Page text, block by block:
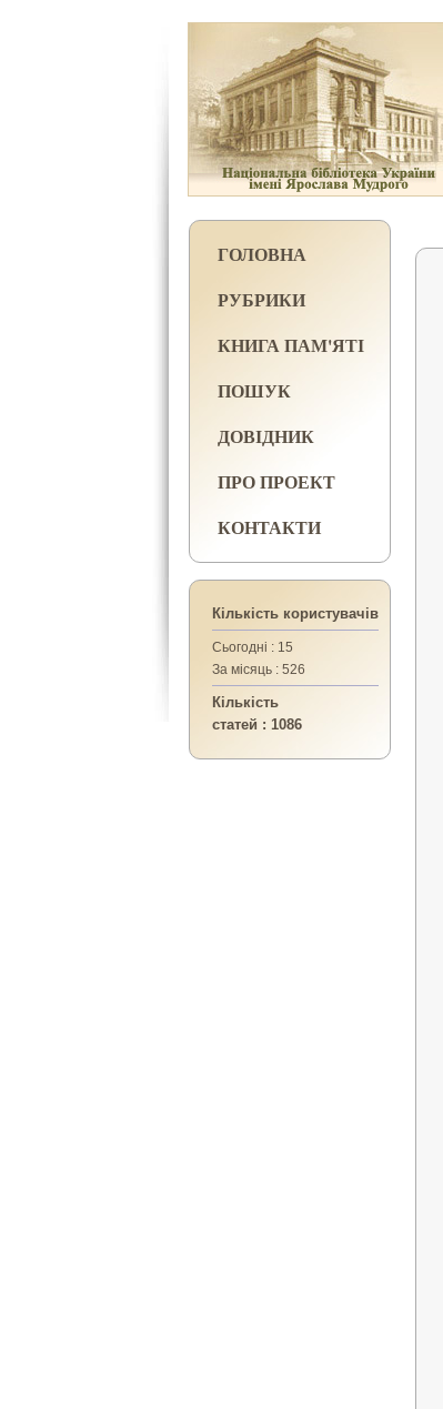
ГОЛОВНА
РУБРИКИ
КНИГА ПАМ'ЯТІ
ПОШУК
ДОВІДНИК
ПРО ПРОЕКТ
КОНТАКТИ
Кількість користувачів
Сьогодні : 15
За місяць : 526
Кількість
статей : 1086